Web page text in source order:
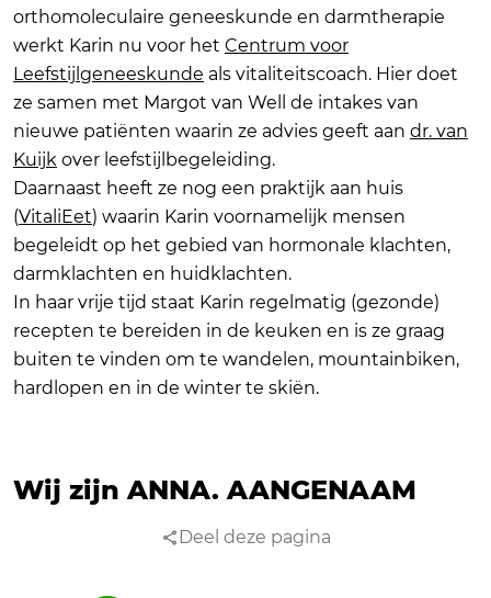
orthomoleculaire geneeskunde en darmtherapie
werkt Karin nu voor het Centrum voor
Leefstijlgeneeskunde als vitaliteitscoach. Hier doet
ze samen met Margot van Well de intakes van
nieuwe patiënten waarin ze advies geeft aan dr. van
Kuijk over leefstijlbegeleiding.
Daarnaast heeft ze nog een praktijk aan huis
(VitaliEet) waarin Karin voornamelijk mensen
begeleidt op het gebied van hormonale klachten,
darmklachten en huidklachten.
In haar vrije tijd staat Karin regelmatig (gezonde)
recepten te bereiden in de keuken en is ze graag
buiten te vinden om te wandelen, mountainbiken,
hardlopen en in de winter te skiën.
Wij zijn ANNA.AANGENAAM
Deel deze pagina